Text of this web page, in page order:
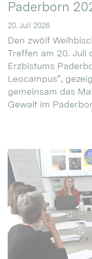
Paderborn
20. Juli 2026
Den zwölf
Treffen am 20. Juli
Erzbistums
Leocampus“,
gemeinsam das
Gewalt im